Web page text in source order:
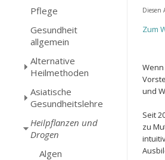
Pflege
Gesundheit
allgemein
Alternative
Heilmethoden
Asiatische
Gesundheitslehre
Heilpflanzen und
Drogen
Algen
Diesen
Zum
und
Seit
zu